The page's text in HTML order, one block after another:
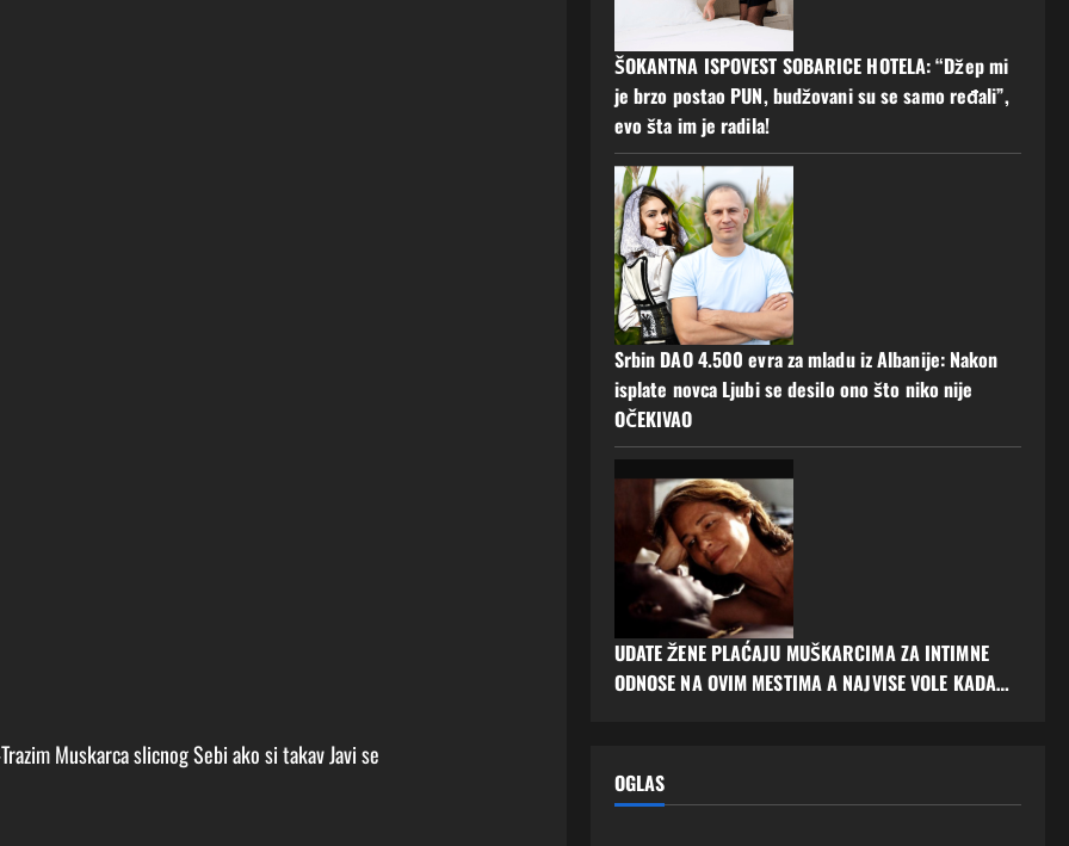
Muskarca slicnog Sebi ako si takav Javi se
ŠOKANTNA ISPOVEST SOBARICE HOTELA: “Džep mi
je brzo postao PUN, budžovani su se samo ređali”,
evo šta im je radila!
Srbin DAO 4.500 evra za mladu iz Albanije: Nakon
isplate novca Ljubi se desilo ono što niko nije
OČEKIVAO
UDATE ŽENE PLAĆAJU MUŠKARCIMA ZA INTIMNE
ODNOSE NA OVIM MESTIMA A NAJVISE VOLE KADA…
OGLAS